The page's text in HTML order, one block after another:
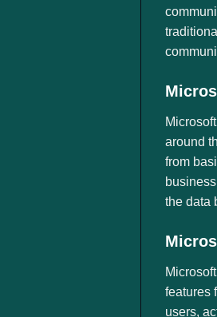
around
from
the data
features
users,